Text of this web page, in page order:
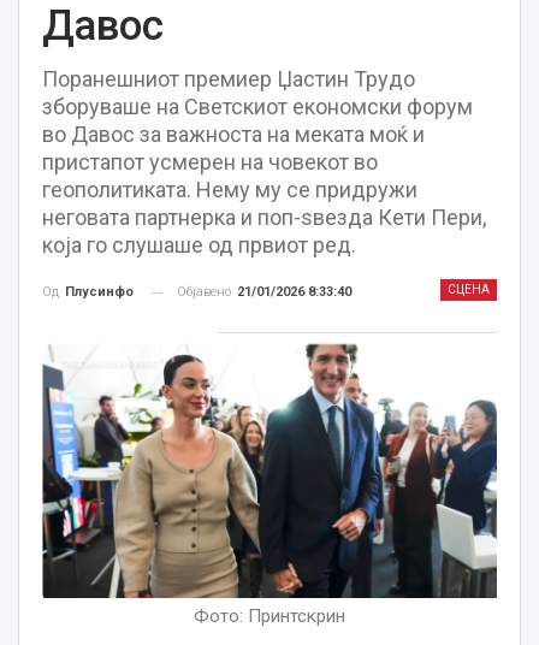
Давос
Поранешниот премиер Џастин Трудо
зборуваше на Светскиот економски форум
во Давос за важноста на меката моќ и
пристапот усмерен на човекот во
геополитиката. Нему му се придружи
неговата партнерка и поп-ѕвезда Кети Пери,
која го слушаше од првиот ред.
СЦЕНА
Од Плусинфо Објавено 21/01/2026 8:33:40
Фото: Принтскрин